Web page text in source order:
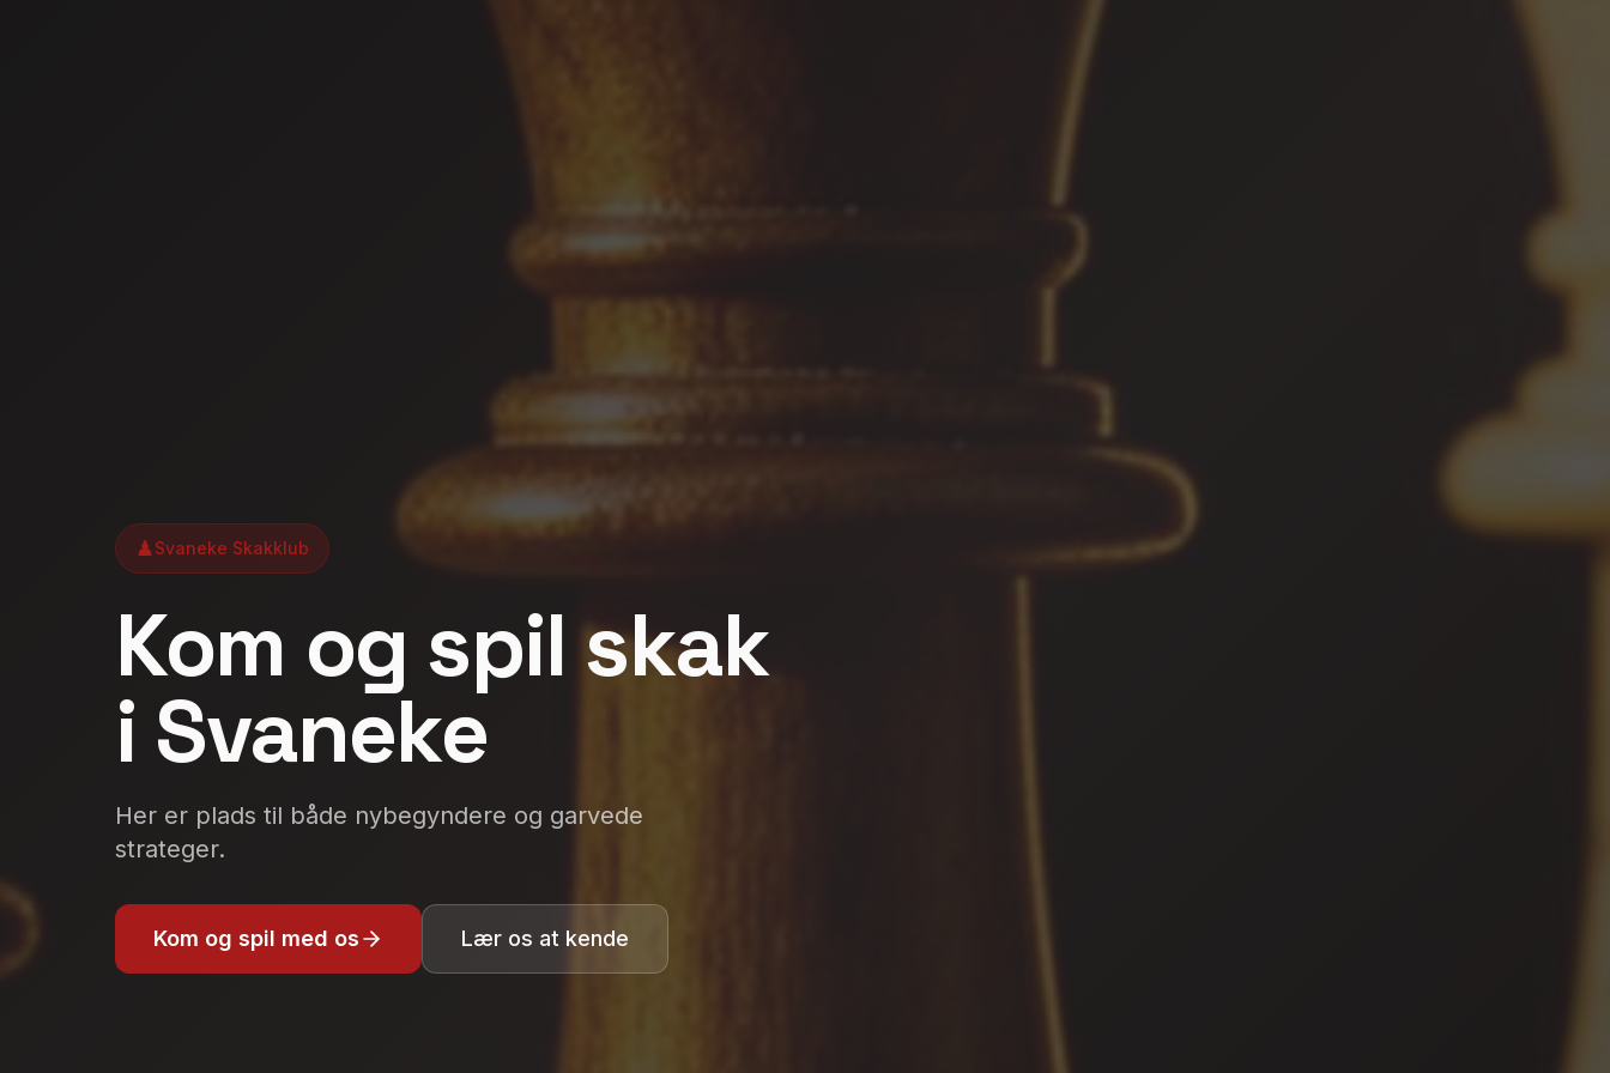
♟Svaneke Skakklub
Kom og spil skak
i Svaneke
Her er plads til både nybegyndere og garvede
strateger.
Kom og spil med os Lær os at kende